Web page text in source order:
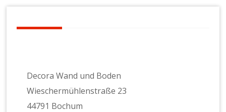
Decora Wand und Boden
Wieschermühlenstraße 23
44791 Bochum